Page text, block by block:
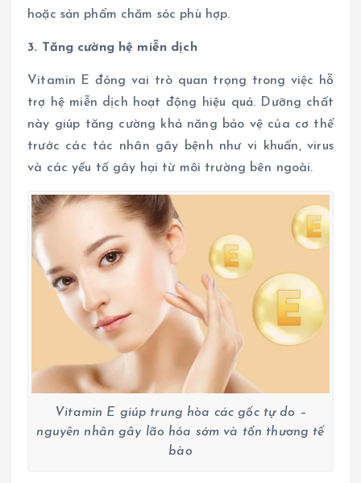
hoặc sản phẩm chăm sóc phù hợp.
3. Tăng cường hệ miễn dịch
Vitamin E đóng vai trò quan trọng trong việc hỗ
trợ hệ miễn dịch hoạt động hiệu quả. Dưỡng chất
này giúp tăng cường khả năng bảo vệ của cơ thể
trước các tác nhân gây bệnh như vi khuẩn, virus
và các yếu tố gây hại từ môi trường bên ngoài.
Vitamin E giúp trung hòa các gốc tự do –
nguyên nhân gây lão hóa sớm và tổn thương tế
bào